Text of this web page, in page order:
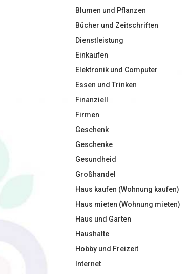
Blumen und Pflanzen
Bücher und Zeitschriften
Dienstleistung
Einkaufen
Elektronik und Computer
Essen und Trinken
Finanziell
Firmen
Geschenk
Geschenke
Gesundheid
Großhandel
Haus kaufen (Wohnung kaufen)
Haus mieten (Wohnung mieten)
Haus und Garten
Haushalte
Hobby und Freizeit
Internet